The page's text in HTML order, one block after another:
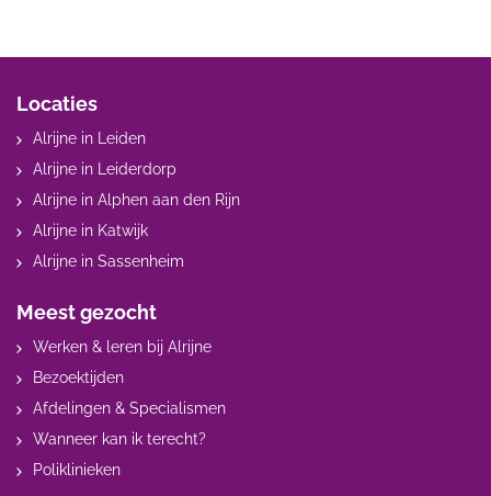
Locaties
Alrijne in Leiden
Alrijne in Leiderdorp
Alrijne in Alphen aan den Rijn
Alrijne in Katwijk
Alrijne in Sassenheim
Meest gezocht
Werken & leren bij Alrijne
Bezoektijden
Afdelingen & Specialismen
Wanneer kan ik terecht?
Poliklinieken